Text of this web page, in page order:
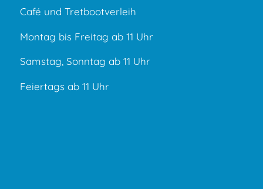
Café und Tretbootverleih
Montag bis Freitag ab 11 Uhr
Samstag, Sonntag ab 11 Uhr
Feiertags ab 11 Uhr